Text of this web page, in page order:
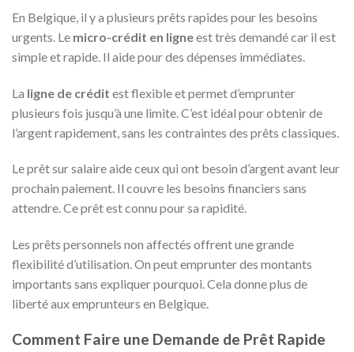
En Belgique, il y a plusieurs prêts rapides pour les besoins
urgents. Le micro-crédit en ligneest très demandé car il est
simple et rapide. Il aide pour des dépenses immédiates.
La ligne de crédit est flexible et permet d’emprunter
plusieurs fois jusqu’à une limite. C’est idéal pour obtenir de
l’argent rapidement, sans les contraintes des prêts classiques.
Le prêt sur salaire aide ceux qui ont besoin d’argent avant leur
prochain paiement. Il couvre les besoins financiers sans
attendre. Ce prêt est connu pour sa rapidité.
Les prêts personnels non affectés offrent une grande
flexibilité d’utilisation. On peut emprunter des montants
importants sans expliquer pourquoi. Cela donne plus de
liberté aux emprunteurs en Belgique.
Comment Faire une Demande de Prêt Rapide